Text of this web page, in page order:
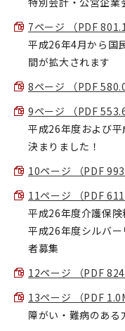
7ページ （PDF
平成26年4月から国
間が拡大されます
8ページ （PDF
9ページ （PDF
平成26年度および
決まりました！
10ページ （PDF
11ページ （PDF
平成26年度介護保険
平成26年度シルバ
者募集
12ページ （PDF
13ページ （PDF
障がい・難病のあ